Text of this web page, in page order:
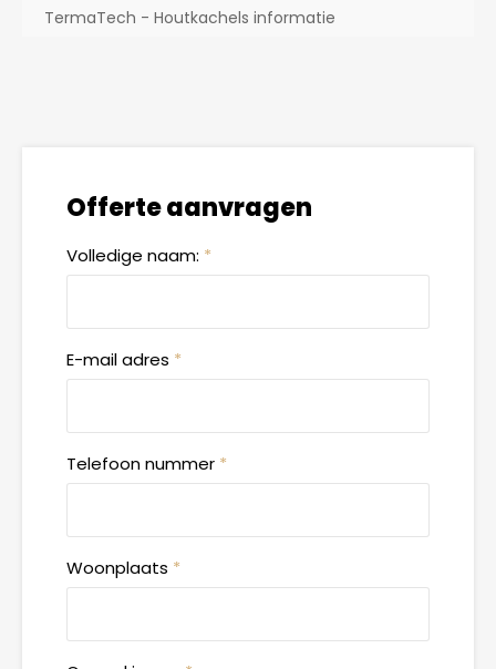
TermaTech - Houtkachels informatie
Offerte aanvragen
Volledige naam: *
E-mail adres *
Telefoon nummer *
Woonplaats *